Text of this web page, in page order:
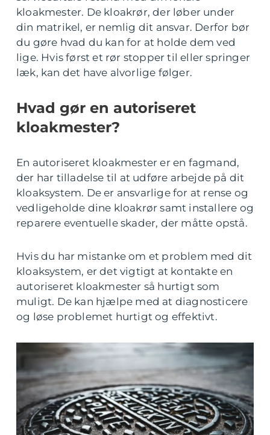
kloakmester. De kloakrør, der løber under
din matrikel, er nemlig dit ansvar. Derfor bør
du gøre hvad du kan for at holde dem ved
lige. Hvis først et rør stopper til eller springer
læk, kan det have alvorlige følger.
Hvad gør en autoriseret
kloakmester?
En autoriseret kloakmester er en fagmand,
der har tilladelse til at udføre arbejde på dit
kloaksystem. De er ansvarlige for at rense og
vedligeholde dine kloakrør samt installere og
reparere eventuelle skader, der måtte opstå.
Hvis du har mistanke om et problem med dit
kloaksystem, er det vigtigt at kontakte en
autoriseret kloakmester så hurtigt som
muligt. De kan hjælpe med at diagnosticere
og løse problemet hurtigt og effektivt.